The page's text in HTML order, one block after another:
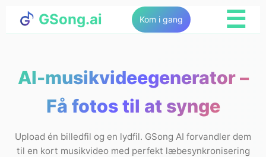
GSong.ai Kom i gang ☰
AI-musikvideegenerator –
Få fotos til at synge
Upload én billedfil og en lydfil. GSong AI forvandler dem
til en kort musikvideo med perfekt læbesynkronisering